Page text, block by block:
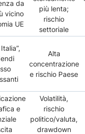
da
vicino
UE
più lenta;
rischio
settoriale
Alta
concentrazione
e rischio Paese
e
Volatilità,
rischio
politico/valuta,
drawdown